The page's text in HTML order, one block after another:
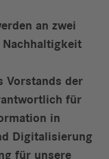
an zwei
Nachhaltigkeit
Vorstands der
für
in
Digitalisierung
für unsere